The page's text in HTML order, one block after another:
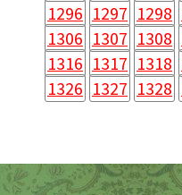
1296 1297 1298
1306 1307 1308
1316 1317 1318
1326 1327 1328